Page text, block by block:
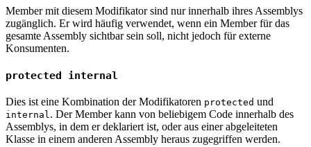
Member mit diesem Modifikator sind nur innerhalb ihres Assemblys
zugänglich. Er wird häufig verwendet, wenn ein Member für das
gesamte Assembly sichtbar sein soll, nicht jedoch für externe
Konsumenten.
protected internal
Dies ist eine Kombination der Modifikatoren protected und
internal. Der Member kann von beliebigem Code innerhalb des
Assemblys, in dem er deklariert ist, oder aus einer abgeleiteten
Klasse in einem anderen Assembly heraus zugegriffen werden.